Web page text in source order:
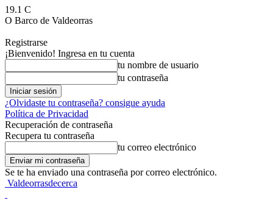
19.1 C
O Barco de Valdeorras
Registrarse
¡Bienvenido! Ingresa en tu cuenta
tu nombre de usuario
tu contraseña
¿Olvidaste tu contraseña? consigue ayuda
Política de Privacidad
Recuperación de contraseña
Recupera tu contraseña
tu correo electrónico
Se te ha enviado una contraseña por correo electrónico.
Valdeorrasdecerca